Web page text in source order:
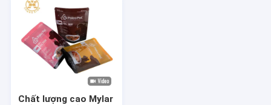
Túi đóng gói cà phê
Túi đóng gói đồ ăn nhẹ
Chất lượng cao Mylar